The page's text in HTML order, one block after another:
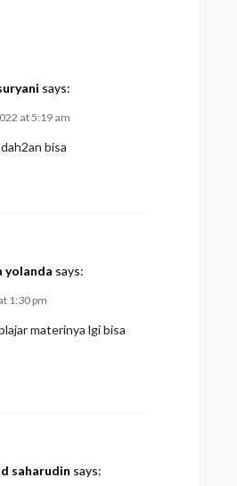
says:
at 5:19 am
bisa
yolanda says:
1:30 pm
materinya lgi bisa
saharudin says: